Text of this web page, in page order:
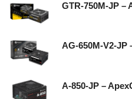
GTR-750M-JP –
AG-650M-V2-JP
A-850-JP –